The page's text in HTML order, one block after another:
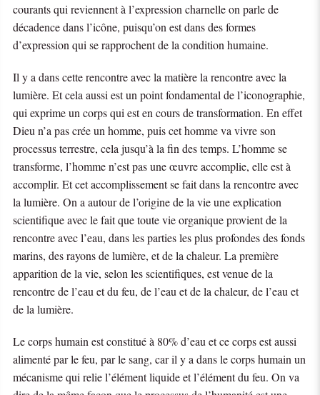
courants qui reviennent à l’expression charnelle on parle de
décadence dans l’icône, puisqu’on est dans des formes
d’expression qui se rapprochent de la condition humaine.
Il y a dans cette rencontre avec la matière la rencontre avec la
lumière. Et cela aussi est un point fondamental de l’iconographie,
qui exprime un corps qui est en cours de transformation. En effet
Dieu n’a pas crée un homme, puis cet homme va vivre son
processus terrestre, cela jusqu’à la fin des temps. L’homme se
transforme, l’homme n’est pas une œuvre accomplie, elle est à
accomplir. Et cet accomplissement se fait dans la rencontre avec
la lumière. On a autour de l’origine de la vie une explication
scientifique avec le fait que toute vie organique provient de la
rencontre avec l’eau, dans les parties les plus profondes des fonds
marins, des rayons de lumière, et de la chaleur. La première
apparition de la vie, selon les scientifiques, est venue de la
rencontre de l’eau et du feu, de l’eau et de la chaleur, de l’eau et
de la lumière.
Le corps humain est constitué à 80% d’eau et ce corps est aussi
alimenté par le feu, par le sang, car il y a dans le corps humain un
mécanisme qui relie l’élément liquide et l’élément du feu. On va